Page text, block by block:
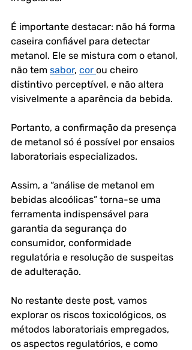
É importante destacar: não há forma
caseira confiável para detectar
metanol. Ele se mistura com o etanol,
não tem sabor, cor ou cheiro
distintivo perceptível, e não altera
visivelmente a aparência da bebida.
Portanto, a confirmação da presença
de metanol só é possível por ensaios
laboratoriais especializados.
Assim, a “análise de metanol em
bebidas alcoólicas” torna-se uma
ferramenta indispensável para
garantia da segurança do
consumidor, conformidade
regulatória e resolução de suspeitas
de adulteração.
No restante deste post, vamos
explorar os riscos toxicológicos, os
métodos laboratoriais empregados,
os aspectos regulatórios, e como